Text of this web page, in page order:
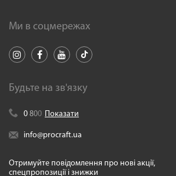
Ми в соцмережах
Будьте на зв'язку
0 800 Показати
info@procraft.ua
Отримуйте повідомлення про нові акції,
спецпропозиції і знижки